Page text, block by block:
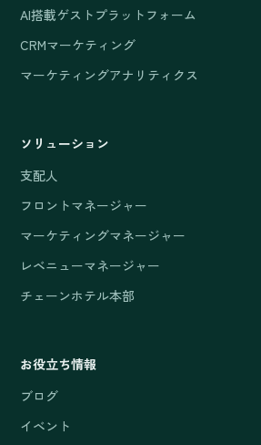
AI搭載ゲストプラットフォーム
CRMマーケティング
マーケティングアナリティクス
ソリューション
支配人
フロントマネージャー
マーケティングマネージャー
レベニューマネージャー
チェーンホテル本部
お役立ち情報
ブログ
イベント